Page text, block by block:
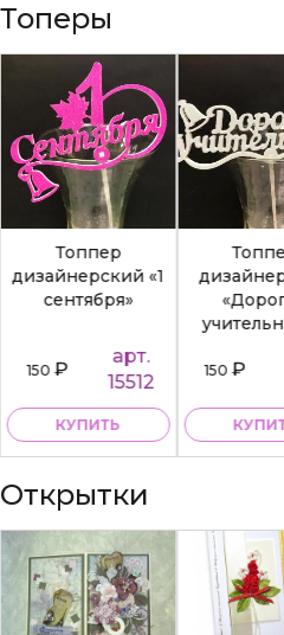
Топеры
Топпер
дизайнерский «1
сентября»
150₽
арт.
15512
КУПИТЬ
150₽
Открытки